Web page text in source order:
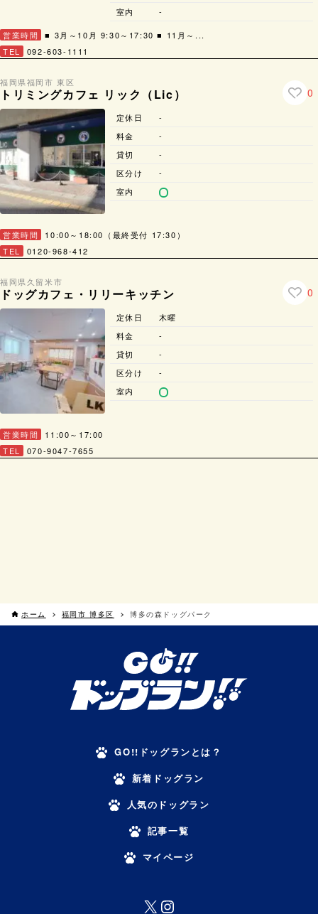
営業時間
■ 3月～10月 9:30～17:30 ■ 11月～...
TEL
092-603-1111
室内
-
福岡県福岡市 東区
トリミングカフェ リック（Lic） 0
営業時間
10:00～18:00（最終受付 17:30）
TEL
0120-968-412
定休日
-
料金
-
貸切
-
区分け
-
室内
福岡県久留米市
ドッグカフェ・リリーキッチン 0
営業時間
11:00～17:00
TEL
070-9047-7655
定休日
木曜
料金
-
貸切
-
区分け
-
室内
ホーム 福岡市 博多区 博多の森ドッグパーク
GO!!ドッグランとは？
新着ドッグラン
人気のドッグラン
記事一覧
マイページ
X Instagram